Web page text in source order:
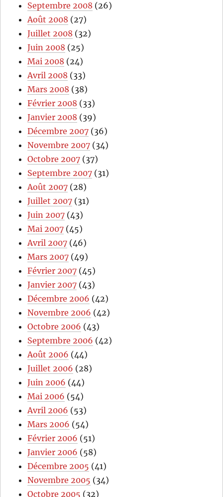
Septembre 2008 (26)
Août 2008 (27)
Juillet 2008 (32)
Juin 2008 (25)
Mai 2008 (24)
Avril 2008 (33)
Mars 2008 (38)
Février 2008 (33)
Janvier 2008 (39)
Décembre 2007 (36)
Novembre 2007 (34)
Octobre 2007 (37)
Septembre 2007 (31)
Août 2007 (28)
Juillet 2007 (31)
Juin 2007 (43)
Mai 2007 (45)
Avril 2007 (46)
Mars 2007 (49)
Février 2007 (45)
Janvier 2007 (43)
Décembre 2006 (42)
Novembre 2006 (42)
Octobre 2006 (43)
Septembre 2006 (42)
Août 2006 (44)
Juillet 2006 (28)
Juin 2006 (44)
Mai 2006 (54)
Avril 2006 (53)
Mars 2006 (54)
Février 2006 (51)
Janvier 2006 (58)
Décembre 2005 (41)
Novembre 2005 (34)
Octobre 2005 (32)